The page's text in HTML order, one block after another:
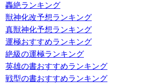
轟絶ランキング
獣神化改予想ランキング
真獣神化予想ランキング
運極おすすめランキング
絶級の運極ランキング
英雄の書おすすめランキング
戦型の書おすすめランキング